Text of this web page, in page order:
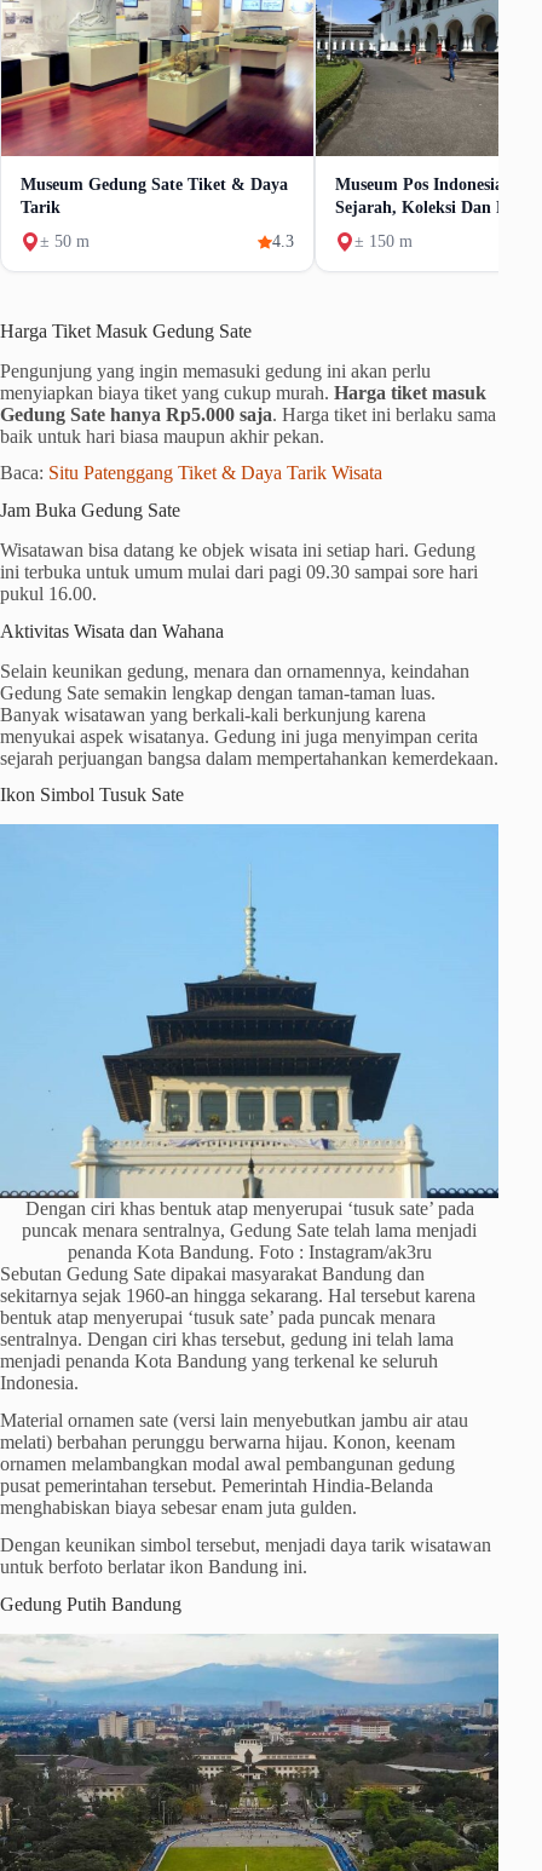
Museum Gedung Sate Tiket & Daya
Tarik
± 50 m
4.3
Museum Pos Indonesia
Sejarah, Koleksi Dan
± 150 m
Harga Tiket Masuk Gedung Sate
Pengunjung yang ingin memasuki gedung ini akan perlu
menyiapkan biaya tiket yang cukup murah. Harga tiket masuk
Gedung Sate hanya Rp5.000 saja. Harga tiket ini berlaku sama
baik untuk hari biasa maupun akhir pekan.
Baca: Situ Patenggang Tiket & Daya Tarik Wisata
Jam Buka Gedung Sate
Wisatawan bisa datang ke objek wisata ini setiap hari. Gedung
ini terbuka untuk umum mulai dari pagi 09.30 sampai sore hari
pukul 16.00.
Aktivitas Wisata dan Wahana
Selain keunikan gedung, menara dan ornamennya, keindahan
Gedung Sate semakin lengkap dengan taman-taman luas.
Banyak wisatawan yang berkali-kali berkunjung karena
menyukai aspek wisatanya. Gedung ini juga menyimpan cerita
sejarah perjuangan bangsa dalam mempertahankan kemerdekaan.
Ikon Simbol Tusuk Sate
Dengan ciri khas bentuk atap menyerupai ‘tusuk sate’ pada
puncak menara sentralnya, Gedung Sate telah lama menjadi
penanda Kota Bandung. Foto : Instagram/ak3ru
Sebutan Gedung Sate dipakai masyarakat Bandung dan
sekitarnya sejak 1960-an hingga sekarang. Hal tersebut karena
bentuk atap menyerupai ‘tusuk sate’ pada puncak menara
sentralnya. Dengan ciri khas tersebut, gedung ini telah lama
menjadi penanda Kota Bandung yang terkenal ke seluruh
Indonesia.
Material ornamen sate (versi lain menyebutkan jambu air atau
melati) berbahan perunggu berwarna hijau. Konon, keenam
ornamen melambangkan modal awal pembangunan gedung
pusat pemerintahan tersebut. Pemerintah Hindia-Belanda
menghabiskan biaya sebesar enam juta gulden.
Dengan keunikan simbol tersebut, menjadi daya tarik wisatawan
untuk berfoto berlatar ikon Bandung ini.
Gedung Putih Bandung